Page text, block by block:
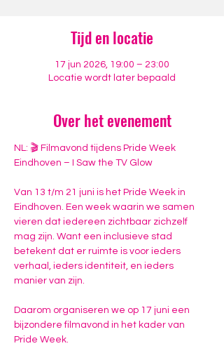
Tijd en locatie
17 jun 2026, 19:00 – 23:00
Locatie wordt later bepaald
Over het evenement
NL: 🎬 Filmavond tijdens Pride Week
Eindhoven – I Saw the TV Glow
Van 13 t/m 21 juni is het Pride Week in
Eindhoven. Een week waarin we samen
vieren dat iedereen zichtbaar zichzelf
mag zijn. Want een inclusieve stad
betekent dat er ruimte is voor ieders
verhaal, ieders identiteit, en ieders
manier van zijn.
Daarom organiseren we op 17 juni een
bijzondere filmavond in het kader van
Pride Week.